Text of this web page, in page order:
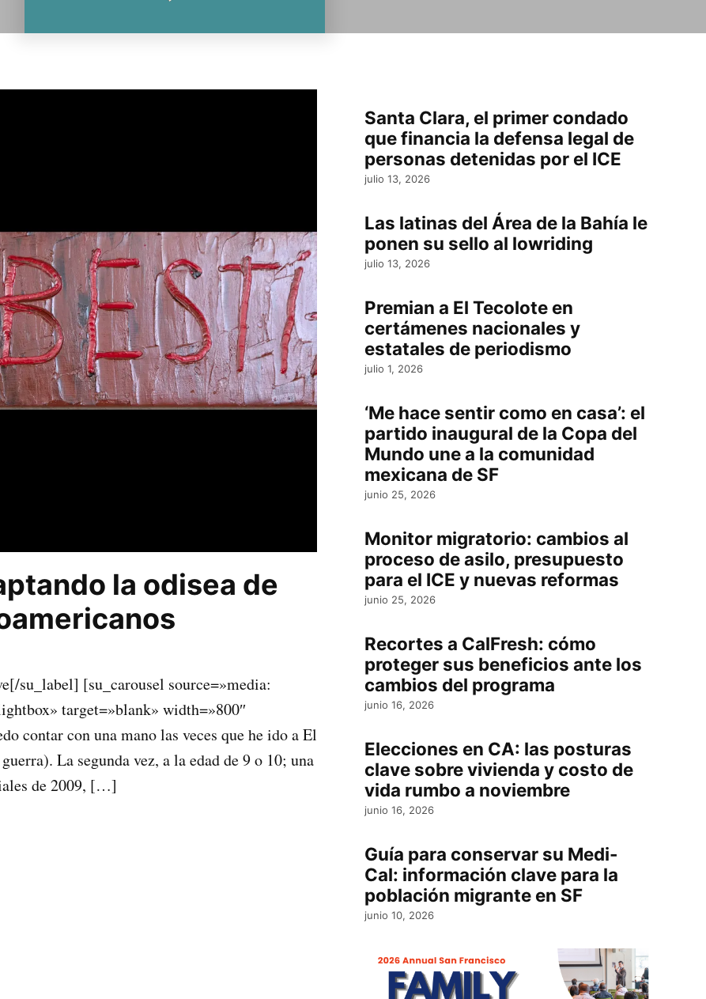
la odisea de
su_label] [su_carousel source=»media:
target=»blank» width=»800″
contar con una mano las veces que he ido a El
La segunda vez, a la edad de 9 o 10; una
de 2009, […]
Santa Clara, el primer condado
que financia la defensa legal de
personas detenidas por el ICE
julio 13, 2026
Las latinas del Área de la Bahía le
ponen su sello al lowriding
julio 13, 2026
Premian a El Tecolote en
certámenes nacionales y
estatales de periodismo
julio 1, 2026
‘Me hace sentir como en casa’: el
partido inaugural de la Copa del
Mundo une a la comunidad
mexicana de SF
junio 25, 2026
Monitor migratorio: cambios al
proceso de asilo, presupuesto
para el ICE y nuevas reformas
junio 25, 2026
Recortes a CalFresh: cómo
proteger sus beneficios ante los
cambios del programa
junio 16, 2026
Elecciones en CA: las posturas
clave sobre vivienda y costo de
vida rumbo a noviembre
junio 16, 2026
Guía para conservar su Medi-
Cal: información clave para la
población migrante en SF
junio 10, 2026